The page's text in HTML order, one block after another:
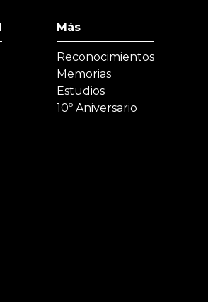
Más
Reconocimientos
Memorias
Estudios
10º Aniversario